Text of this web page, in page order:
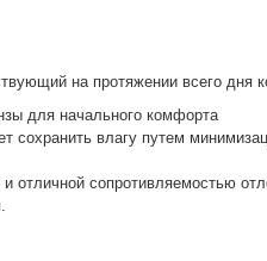
на протяжении всего дня
для начального комфорта
сохранить влагу путем
отличной сопротивляемостью